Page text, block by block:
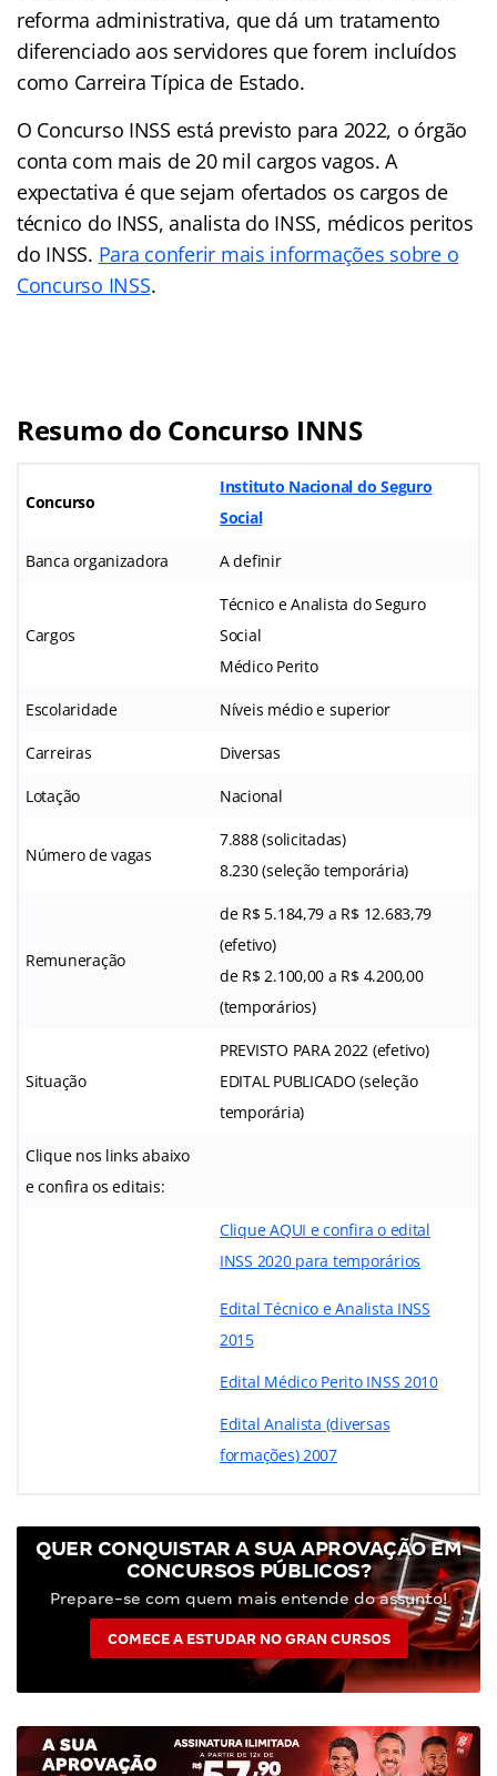
reforma administrativa, que dá um tratamento
diferenciado aos servidores que forem incluídos
como Carreira Típica de Estado.
O Concurso INSS está previsto para 2022, o órgão
conta com mais de 20 mil cargos vagos. A
expectativa é que sejam ofertados os cargos de
técnico do INSS, analista do INSS, médicos peritos
do INSS. Para conferir mais informações sobre o
Concurso INSS.
Resumo do Concurso INNS
Concurso
Instituto Nacional do Seguro
Social
Banca organizadora A definir
Cargos
Técnico e Analista do Seguro
Social
Médico Perito
Escolaridade Níveis médio e superior
Carreiras Diversas
Lotação Nacional
Número de vagas
7.888 (solicitadas)
8.230 (seleção temporária)
Remuneração
de R$ 5.184,79 a R$ 12.683,79
(efetivo)
de R$ 2.100,00 a R$ 4.200,00
(temporários)
Situação
PREVISTO PARA 2022 (efetivo)
EDITAL PUBLICADO (seleção
temporária)
Clique nos links abaixo
e confira os editais:
Clique AQUI e confira o edital
INSS 2020 para temporários
Edital Técnico e Analista INSS
2015
Edital Médico Perito INSS 2010
Edital Analista (diversas
formações) 2007
QUER CONQUISTAR A SUA APROVAÇÃO EM
CONCURSOS PÚBLICOS?
Prepare-se com quem mais entende do assunto!
COMECE A ESTUDAR NO GRAN CURSOS